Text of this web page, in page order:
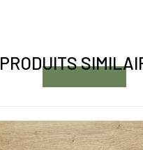
PRODUITS